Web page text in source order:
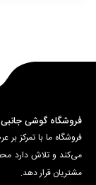
فروشگاه گوشی جانبی
فروشگاه ما با تمرکز بر
می‌کند و تلاش دارد
مشتریان قرار دهد.